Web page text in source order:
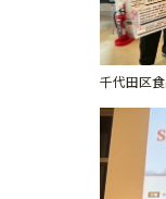
千代田区